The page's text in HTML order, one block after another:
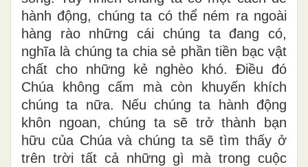
hành động, chúng ta có thể ném ra ngoài
hàng rào những cái chúng ta đang có,
nghĩa là chúng ta chia sẻ phần tiền bạc vật
chất cho những kẻ nghèo khó. Điều đó
Chúa không cấm mà còn khuyến khích
chúng ta nữa. Nếu chúng ta hành động
khôn ngoan, chúng ta sẽ trở thành bạn
hữu của Chúa và chúng ta sẽ tìm thấy ở
trên trời tất cả những gì mà trong cuộc